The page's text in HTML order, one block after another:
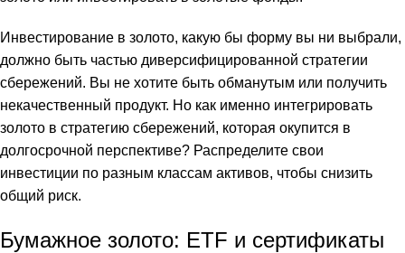
Инвестирование в золото, какую бы форму вы ни выбрали,
должно быть частью диверсифицированной стратегии
сбережений. Вы не хотите быть обманутым или получить
некачественный продукт. Но как именно интегрировать
золото в стратегию сбережений, которая окупится в
долгосрочной перспективе? Распределите свои
инвестиции по разным классам активов, чтобы снизить
общий риск.
Бумажное золото: ETF и сертификаты